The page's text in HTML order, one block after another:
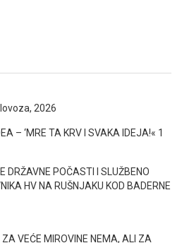
2026
– ‘MRE TA KRV I SVAKA IDEJA!« 1
DRŽAVNE POČASTI I SLUŽBENO
HV NA RUŠNJAKU KOD BADERNE
VEĆE MIROVINE NEMA, ALI ZA